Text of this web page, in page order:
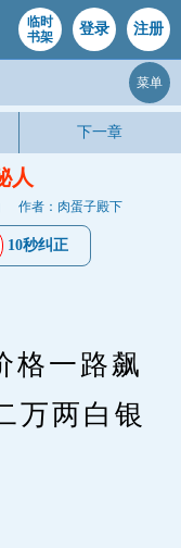
临时
书架
登录 注册
菜单
下一章
人
作者：肉蛋子殿下
10秒纠正
飙
万两白银